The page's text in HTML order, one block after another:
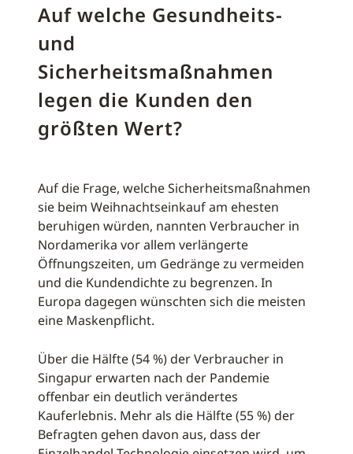
Auf welche Gesundheits-
und
Sicherheitsmaßnahmen
legen die Kunden den
größten Wert?
Auf die Frage, welche Sicherheitsmaßnahmen
sie beim Weihnachtseinkauf am ehesten
beruhigen würden, nannten Verbraucher in
Nordamerika vor allem verlängerte
Öffnungszeiten, um Gedränge zu vermeiden
und die Kundendichte zu begrenzen. In
Europa dagegen wünschten sich die meisten
eine Maskenpflicht.
Über die Hälfte (54 %) der Verbraucher in
Singapur erwarten nach der Pandemie
offenbar ein deutlich verändertes
Kauferlebnis. Mehr als die Hälfte (55 %) der
Befragten gehen davon aus, dass der